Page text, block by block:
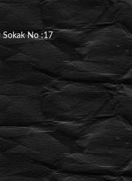
Sokak No :17